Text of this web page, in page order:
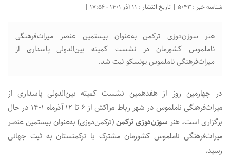
شناسه خبر : 5043 | تاریخ انتشار : 11 آذر 1401 - 17:56 |
هنر سوزن‌دوزی ترکمن به‌عنوان بیستمین عنصر میراث‌فرهنگی
ناملموس کشورمان در نشست کمیته بین‌الدولی پاسداری از
میراث‌فرهنگی ناملموس یونسکو ثبت شد.
در چهارمین روز از هفدهمین نشست کمیته بین‌الدولی پاسداری از
میراث‌فرهنگی ناملموس در شهر رباط مراکش از ۶ تا ۱۲ آذرماه ۱۴۰۱ در حال
برگزاری است، هنرسوزن‌دوزی ترکمن(ترکمن‌دوزی) به‌عنوان بیستمین عنصر
میراث‌فرهنگی ناملموس کشورمان مشترک با ترکمنستان به ثبت جهانی
رسید.